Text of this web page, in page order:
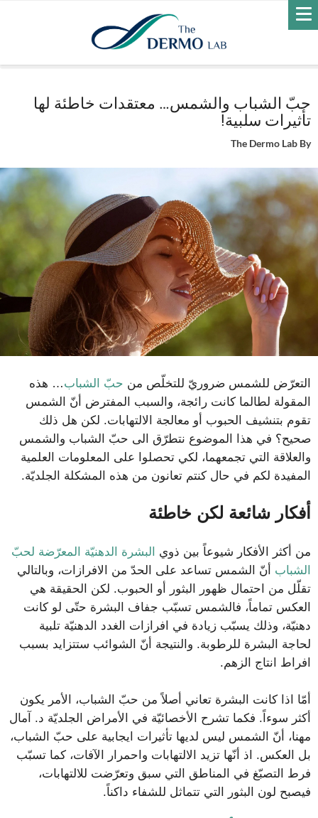
Home
حبّ الشباب والشمس… معتقدات خاطئة لها تأثيرات
حبّ الشباب والشمس… معتقدات خاطئة لها
تأثيرات سلبية!
By
The Dermo Lab
التعرّض للشمس ضروريّ للتخلّص من حبّ الشباب… هذه
المقولة لطالما كانت رائجة، والسبب المفترض أنّ الشمس
تقوم بتنشيف الحبوب أو معالجة الالتهابات. لكن هل ذلك
صحيح؟ في هذا الموضوع نتطرّق الى حبّ الشباب والشمس
والعلاقة التي تجمعهما، لكي تحصلوا على المعلومات العلمية
المفيدة لكم في حال كنتم تعانون من هذه المشكلة الجلديّة.
أفكار شائعة لكن خاطئة
من أكثر الأفكار شيوعاً بين ذوي
البشرة الدهنيّة المعرّضة لحبّ
الشباب أنّ الشمس تساعد على الحدّ من الافرازات، وبالتالي
تقلّل من احتمال ظهور البثور أو الحبوب. لكن الحقيقة هي
العكس تماماً، فالشمس تسبّب جفاف البشرة حتّى لو كانت
دهنيّة، وذلك يسبّب زيادة في افرازات الغدد الدهنيّة تلبية
لحاجة البشرة للرطوبة. والنتيجة أنّ الشوائب ستتزايد بسبب
افراط انتاج الزهم.
أمّا اذا كانت البشرة تعاني أصلاً من حبّ الشباب، الأمر يكون
أكثر سوءاً. فكما تشرح الأخصائيّة في الأمراض الجلديّة د. آمال
مهنا، أنّ الشمس ليس لديها تأثيرات ايجابية على حبّ الشباب،
بل العكس. اذ أنّها تزيد الالتهابات واحمرار الآفات، كما تسبّب
فرط التصبّغ في المناطق التي سبق وتعرّضت للالتهابات،
فيصبح لون البثور التي تتماثل للشفاء داكناً.